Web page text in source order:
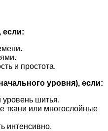
и простота.
уровня), если:
уровень шитья.
ткани или многослойные
интенсивно.